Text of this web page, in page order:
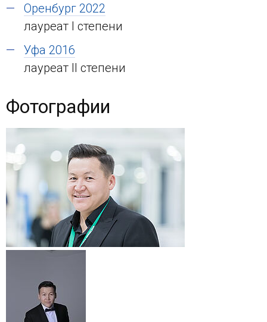
Оренбург 2022
лауреат I степени
Уфа 2016
лауреат II степени
Фотографии